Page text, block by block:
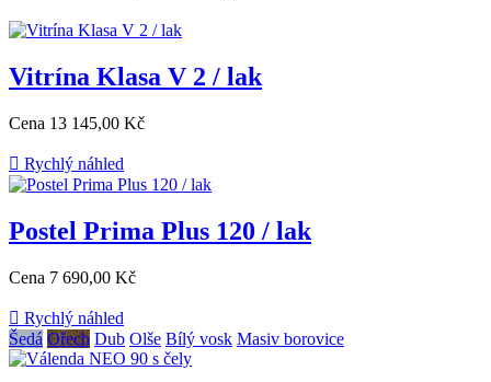
Vitrína Klasa V 2 / lak
Cena 13 145,00 Kč
 Rychlý náhled
Postel Prima Plus 120 / lak
Cena 7 690,00 Kč
 Rychlý náhled
Šedá Ořech Dub Olše Bílý vosk Masiv borovice